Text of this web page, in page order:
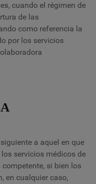
cuando el régimen de
de las
como referencia la
por los servicios
a aquel en que
servicios médicos de
si bien los
en cualquier caso,